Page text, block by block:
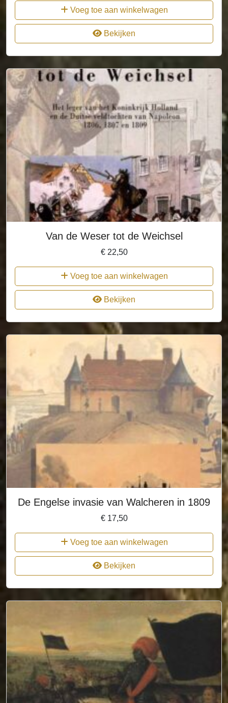
Voeg toe aan winkelwagen
Bekijken
Van de Weser tot de Weichsel
€22,50
Voeg toe aan winkelwagen
Bekijken
De Engelse invasie van Walcheren in 1809
€17,50
Voeg toe aan winkelwagen
Bekijken